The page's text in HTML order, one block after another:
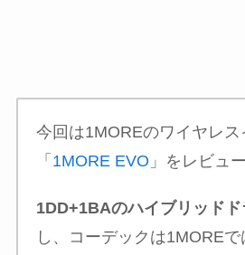
今回は1MOREのワイヤレス
「 1MORE EVO 」をレビュー
1DD+1BAのハイブリッドド
し、コーデックは1MOREで